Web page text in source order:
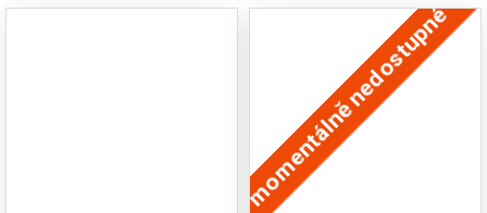
momentálně nedostupné